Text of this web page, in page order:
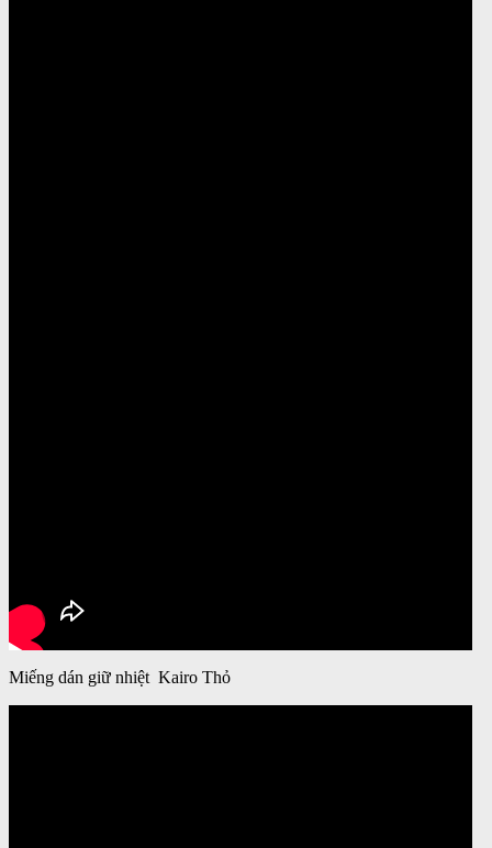
Miếng dán giữ nhiệt Kairo Thỏ